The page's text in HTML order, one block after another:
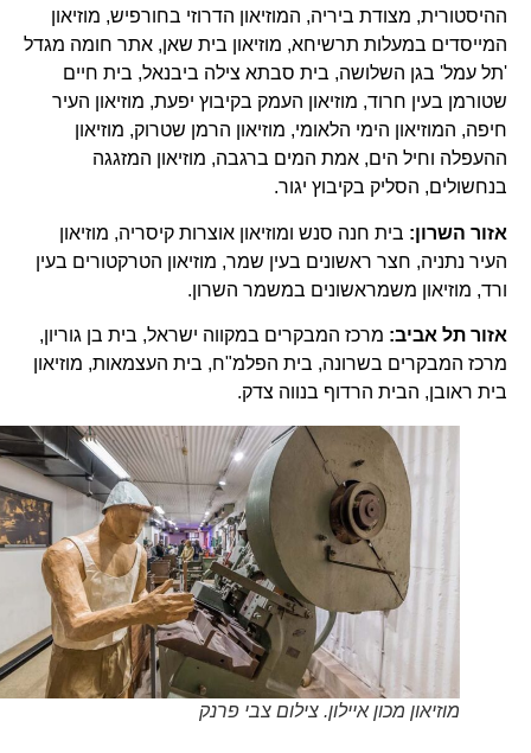
ההיסטורית, מצודת ביריה, המוזיאון הדרוזי בחורפיש, מוזיאון
המייסדים במעלות תרשיחא, מוזיאון בית שאן, אתר חומה מגדל
'תל עמל' בגן השלושה, בית סבתא צילה ביבנאל, בית חיים
שטורמן בעין חרוד, מוזיאון העמק בקיבוץ יפעת, מוזיאון העיר
חיפה, המוזיאון הימי הלאומי, מוזיאון הרמן שטרוק, מוזיאון
ההעפלה וחיל הים, אמת המים ברגבה, מוזיאון המזגגה
בנחשולים, הסליק בקיבוץ יגור.
אזור השרון:בית חנה סנש ומוזיאון אוצרות קיסריה, מוזיאון
העיר נתניה, חצר ראשונים בעין שמר, מוזיאון הטרקטורים בעין
ורד, מוזיאון משמראשונים במשמר השרון.
אזור תל אביב:מרכז המבקרים במקווה ישראל, בית בן גוריון,
מרכז המבקרים בשרונה, בית הפלמ"ח, בית העצמאות, מוזיאון
בית ראובן, הבית הרדוף בנווה צדק.
מוזיאון מכון איילון. צילום צבי פרנק